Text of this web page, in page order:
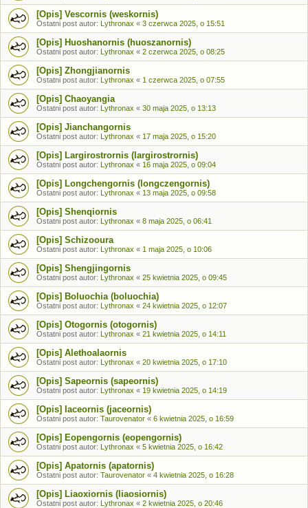
[Opis] Vescornis (weskornis)
Ostatni post autor: Lythronax « 3 czerwca 2025, o 15:51
[Opis] Huoshanornis (huoszanornis)
Ostatni post autor: Lythronax « 2 czerwca 2025, o 08:25
[Opis] Zhongjianornis
Ostatni post autor: Lythronax « 1 czerwca 2025, o 07:55
[Opis] Chaoyangia
Ostatni post autor: Lythronax « 30 maja 2025, o 13:13
[Opis] Jianchangornis
Ostatni post autor: Lythronax « 17 maja 2025, o 15:20
[Opis] Largirostrornis (largirostrornis)
Ostatni post autor: Lythronax « 16 maja 2025, o 09:04
[Opis] Longchengornis (longczengornis)
Ostatni post autor: Lythronax « 13 maja 2025, o 09:58
[Opis] Shenqiornis
Ostatni post autor: Lythronax « 8 maja 2025, o 06:41
[Opis] Schizooura
Ostatni post autor: Lythronax « 1 maja 2025, o 10:06
[Opis] Shengjingornis
Ostatni post autor: Lythronax « 25 kwietnia 2025, o 09:45
[Opis] Boluochia (boluochia)
Ostatni post autor: Lythronax « 24 kwietnia 2025, o 12:07
[Opis] Otogornis (otogornis)
Ostatni post autor: Lythronax « 21 kwietnia 2025, o 14:11
[Opis] Alethoalaornis
Ostatni post autor: Lythronax « 20 kwietnia 2025, o 17:10
[Opis] Sapeornis (sapeornis)
Ostatni post autor: Lythronax « 19 kwietnia 2025, o 14:19
[Opis] Iaceornis (jaceornis)
Ostatni post autor: Taurovenator « 6 kwietnia 2025, o 16:59
[Opis] Eopengornis (eopengornis)
Ostatni post autor: Lythronax « 5 kwietnia 2025, o 16:42
[Opis] Apatornis (apatornis)
Ostatni post autor: Taurovenator « 4 kwietnia 2025, o 16:28
[Opis] Liaoxiornis (liaosiornis)
Ostatni post autor: Lythronax « 2 kwietnia 2025, o 20:46